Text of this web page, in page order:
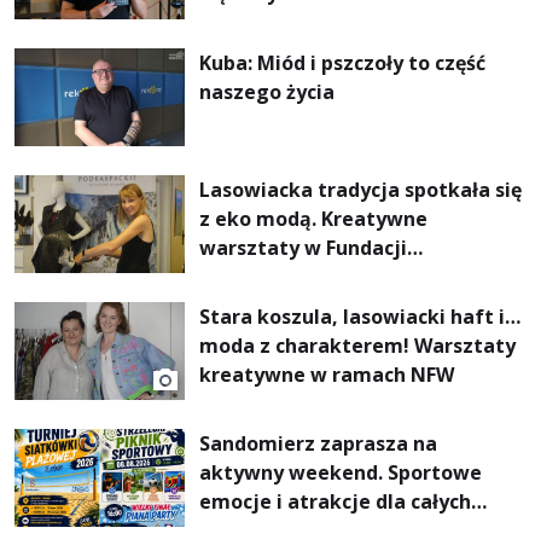
Kuba: Miód i pszczoły to część
naszego życia
Lasowiacka tradycja spotkała się
z eko modą. Kreatywne
warsztaty w Fundacji
Stara koszula, lasowiacki haft i…
moda z charakterem! Warsztaty
kreatywne w ramach NFW
Sandomierz zaprasza na
aktywny weekend. Sportowe
emocje i atrakcje dla całych